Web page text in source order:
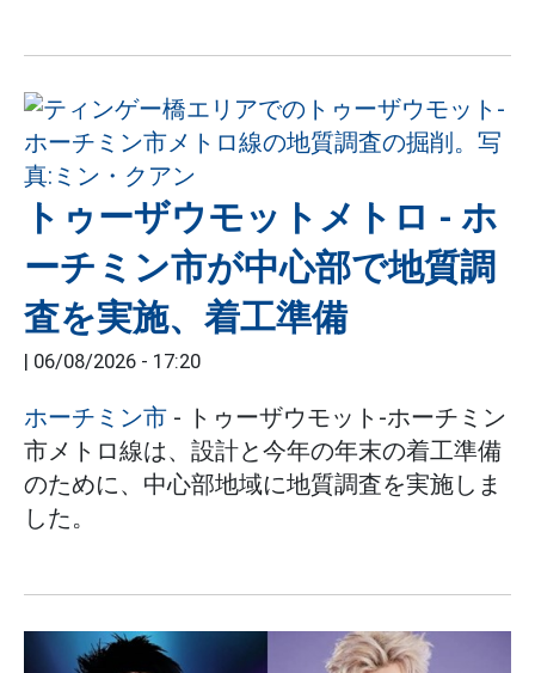
トゥーザウモットメトロ - ホ
ーチミン市が中心部で地質調
査を実施、着工準備
| 06/08/2026 - 17:20
ホーチミン市 - トゥーザウモット-ホーチミン
市メトロ線は、設計と今年の年末の着工準備
のために、中心部地域に地質調査を実施しま
した。